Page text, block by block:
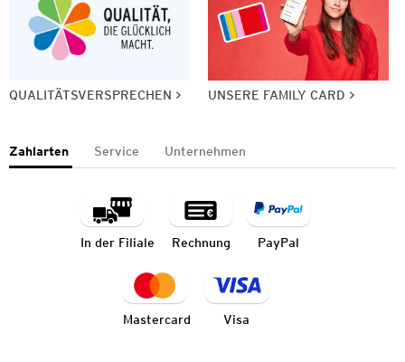
QUALITÄTSVERSPRECHEN UNSERE FAMILY CARD
Zahlarten Service Unternehmen
In der Filiale Rechnung PayPal
Mastercard Visa